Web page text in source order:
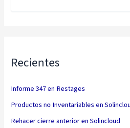
Recientes
Informe 347 en Restages
Productos no Inventariables en
Rehacer cierre anterior en Solincloud